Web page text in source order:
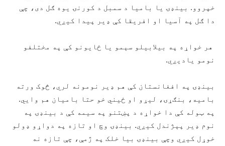
خپروو. بینډۍ یا بامیا د سمبل د کورنۍ یوه ګل دی، چې
دا ګل په آسیا او افریقا کې ډیر پیدا کیږي.
هر خواړه په بیلابیلو سېمو یا ځایونو کې په مختلفو
نومو یادیږي.
بینډۍ په افغانستان کې هم ډیر نومونه لري، څوک ورته
بامیه، بنګړۍ، لیړو او ځیني خو حتا بامیان هم وایي.
په ټوله کې دا خواړه د پښتنو په سيمه کې د بینډۍ په
نوم ډیر پېژندل کیږي. بینډۍ وچ او تازه په دواړو ډولو
خوړل کیږي وچې بینډۍ بیا خلک په ژمې، چې تازه نه